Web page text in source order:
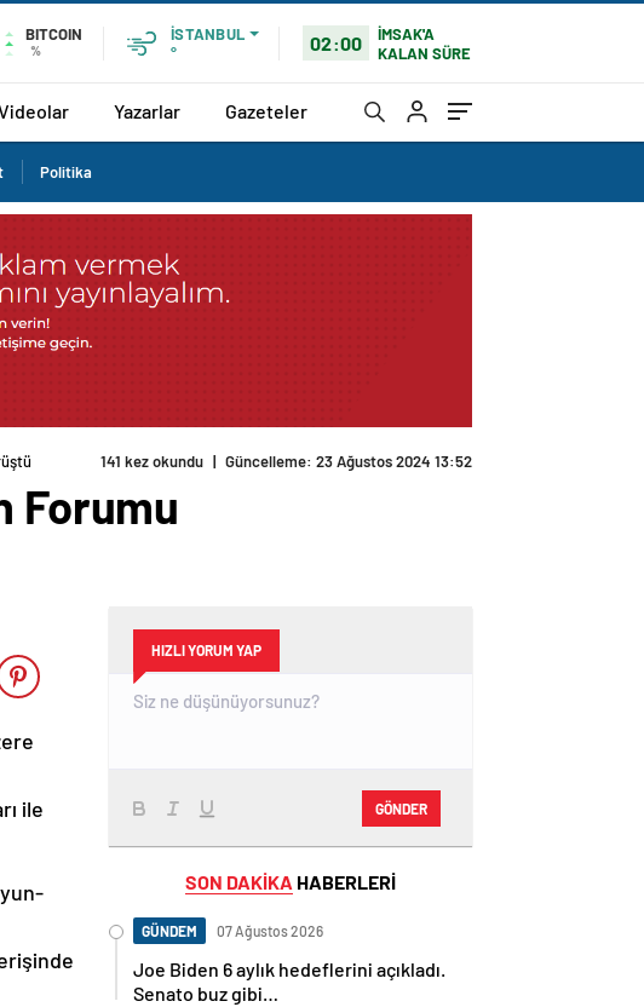
BITCOIN
%
İSTANBUL
°
02:00
İMSAK'A
KALAN SÜRE
Yazarlar Gazeteler
Politika
141 kez okundu | Güncelleme: 23 Ağustos 2024 13:52
Forumu
ile
HIZLI YORUM YAP
GÖNDER
SON DAKİKA HABERLERİ
GÜNDEM 07 Ağustos 2026
Joe Biden 6 aylık hedeflerini açıkladı.
Senato buz gibi…